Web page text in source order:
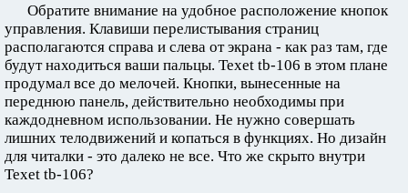
Обратите внимание на удобное расположение кнопок
управления. Клавиши перелистывания страниц
располагаются справа и слева от экрана - как раз там, где
будут находиться ваши пальцы. Texet tb-106 в этом плане
продумал все до мелочей. Кнопки, вынесенные на
переднюю панель, действительно необходимы при
каждодневном использовании. Не нужно совершать
лишних телодвижений и копаться в функциях. Но дизайн
для читалки - это далеко не все. Что же скрыто внутри
Texet tb-106?